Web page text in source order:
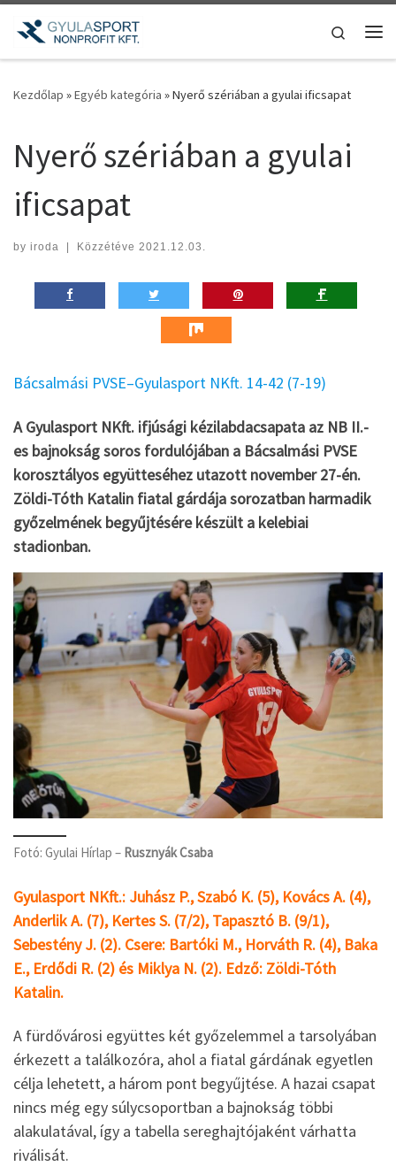
Teljes tartalom megjelenítése
Search
Kezdőlap »Egyéb kategória »Nyerő szériában a gyulai ificsapat
Nyerő szériában a gyulai
ificsapat
by iroda | Közzétéve 2021.12.03.
Bácsalmási PVSE–Gyulasport NKft. 14-42 (7-19)
A Gyulasport NKft. ifjúsági kézilabdacsapata az NB II.-
es bajnokság soros fordulójában a Bácsalmási PVSE
korosztályos együtteséhez utazott november 27-én.
Zöldi-Tóth Katalin fiatal gárdája sorozatban harmadik
győzelmének begyűjtésére készült a kelebiai
stadionban.
Fotó: Gyulai Hírlap – Rusznyák Csaba
Gyulasport NKft.: Juhász P., Szabó K. (5), Kovács A. (4),
Anderlik A. (7), Kertes S. (7/2), Tapasztó B. (9/1),
Sebestény J. (2). Csere: Bartóki M., Horváth R. (4), Baka
E., Erdődi R. (2) és Miklya N. (2). Edző: Zöldi-Tóth
Katalin.
A fürdővárosi együttes két győzelemmel a tarsolyában
érkezett a találkozóra, ahol a fiatal gárdának egyetlen
célja lehetett, a három pont begyűjtése. A hazai csapat
nincs még egy súlycsoportban a bajnokság többi
alakulatával, így a tabella sereghajtójaként várhatta
riválisát.